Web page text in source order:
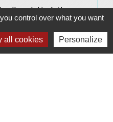
d'emploi/création
sociale pour un salarié
control over what you want
all cookies Personalize